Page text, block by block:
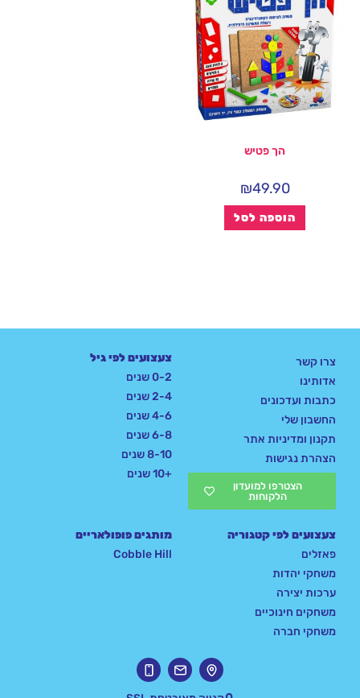
הך פטיש
₪49.90
הוספה לסל
צרו קשר
אדותינו
כתבות ועדכונים
החשבון שלי
תקנון ומדיניות אתר
הצהרת נגישות
הצטרפו למועדון
הלקוחות
צעצועים לפי גיל
0-2 שנים
2-4 שנים
4-6 שנים
6-8 שנים
8-10 שנים
+10 שנים
צעצועים לפי קטגוריה
פאזלים
משחקי יהדות
ערכות יצירה
משחקים חינוכיים
משחקי חברה
מותגים פופולאריים
Cobble Hill